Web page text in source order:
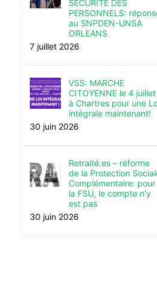
SECURITE DES
PERSONNELS:
au SNPDEN-UNSA
ORLEANS
7 juillet 2026
VSS: MARCHE
CITOYENNE le 4 juillet
à Chartres pour une
intégrale maintenant!
30 juin 2026
Retraité.es – réforme
de la Protection
Complémentaire: pour
la FSU, le compte n’y
est pas
30 juin 2026